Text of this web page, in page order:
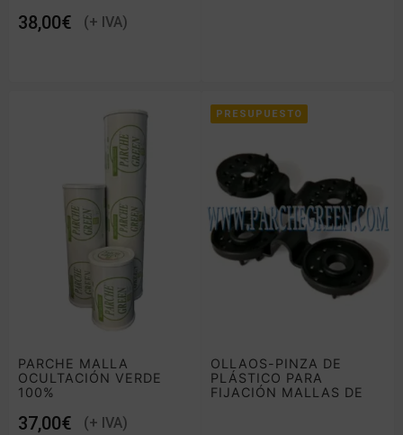
€
PARCHE MALLA
OCULTACIÓN VERDE
100%
€
PRESUPUESTO
OLLAOS-PINZA DE
PLÁSTICO PARA
FIJACIÓN MALLAS DE